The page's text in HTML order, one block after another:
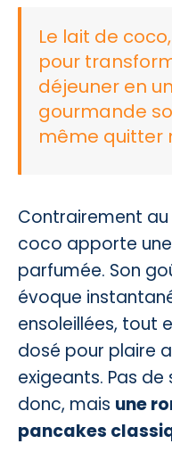
Le lait de
pour
déjeuner en
gourmande
même quitter
Contrairement
coco apporte
parfumée. Son
évoque
ensoleillées, tout
dosé pour plaire
exigeants. Pas
donc, mais une
pancakes